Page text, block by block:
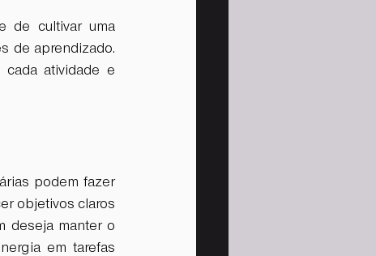
de cultivar uma
de aprendizado.
atividade e
podem fazer
objetivos claros
deseja manter o
em tarefas